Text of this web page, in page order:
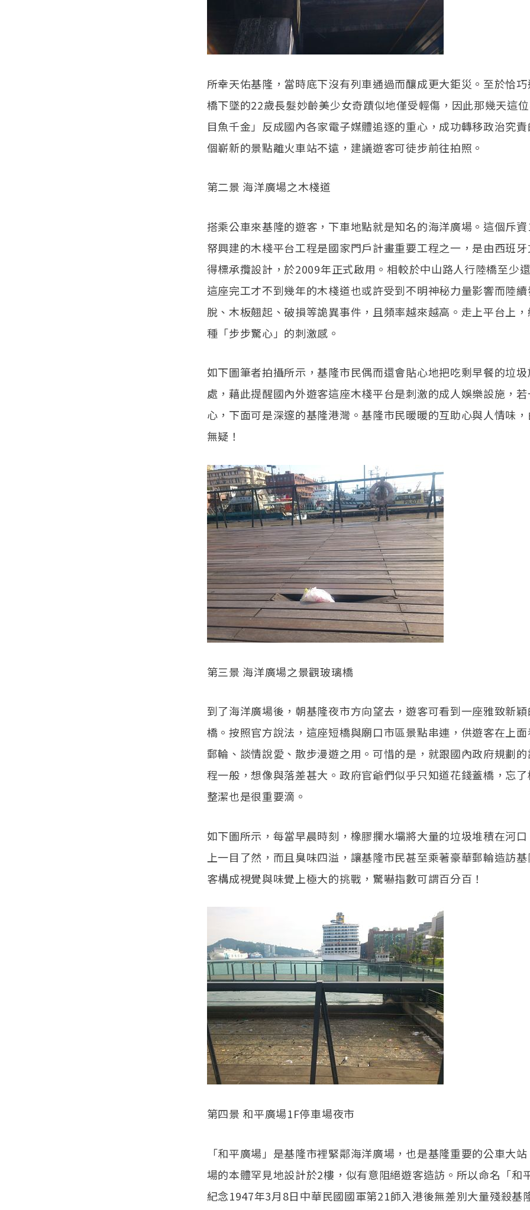
所幸天佑基隆，當時底下沒有列車通過而釀成更大鉅災。至於恰
橋下墜的22歲長髮妙齡美少女奇蹟似地僅受輕傷，因此那幾天這
目魚千金」反成國內各家電子媒體追逐的重心，成功轉移政治究
個嶄新的景點離火車站不遠，建議遊客可徒步前往拍照。
第二景 海洋廣場之木棧道
搭乘公車來基隆的遊客，下車地點就是知名的海洋廣場。這個斥
帑興建的木棧平台工程是國家門戶計畫重要工程之一，是由西班
得標承攬設計，於2009年正式啟用。相較於中山路人行陸橋至少
這座完工才不到幾年的木棧道也或許受到不明神秘力量影響而陸
脫、木板翹起、破損等詭異事件，且頻率越來越高。走上平台上
種「步步驚心」的刺激感。
如下圖筆者拍攝所示，基隆市民偶而還會貼心地把吃剩早餐的垃
處，藉此提醒國內外遊客這座木棧平台是刺激的成人娛樂設施，
心，下面可是深邃的基隆港灣。基隆市民暖暖的互助心與人情味
無疑！
第三景 海洋廣場之景觀玻璃橋
到了海洋廣場後，朝基隆夜市方向望去，遊客可看到一座雅致新
橋。按照官方說法，這座短橋與廟口市區景點串連，供遊客在上
郵輪、談情說愛、散步漫遊之用。可惜的是，就跟國內政府規劃
程一般，想像與落差甚大。政府官爺們似乎只知道花錢蓋橋，忘
整潔也是很重要滴。
如下圖所示，每當早晨時刻，橡膠攔水壩將大量的垃圾堆積在河
上一目了然，而且臭味四溢，讓基隆市民甚至乘著豪華郵輪造訪
客構成視覺與味覺上極大的挑戰，驚嚇指數可謂百分百！
第四景 和平廣場1F停車場夜市
「和平廣場」是基隆市裡緊鄰海洋廣場，也是基隆重要的公車大
場的本體罕見地設計於2樓，似有意阻絕遊客造訪。所以命名「和
紀念1947年3月8日中華民國國軍第21師入港後無差別大量殘殺基